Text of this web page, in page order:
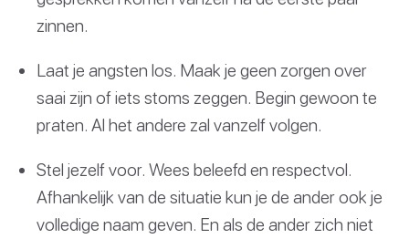
zinnen.
Laat je angsten los. Maak je geen zorgen over
saai zijn of iets stoms zeggen. Begin gewoon te
praten. Al het andere zal vanzelf volgen.
Stel jezelf voor. Wees beleefd en respectvol.
Afhankelijk van de situatie kun je de ander ook je
volledige naam geven. En als de ander zich niet